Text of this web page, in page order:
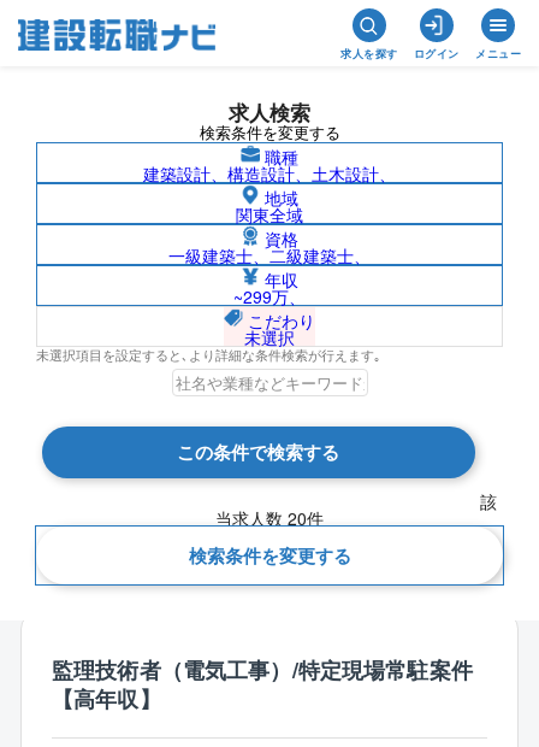
求人を探す ログイン メニュー
求人検索
検索条件を変更する
職種
建築設計、構造設計、土木設計、
地域
関東全域
資格
一級建築士、二級建築士、
年収
~299万、
こだわり
未選択
未選択項目を設定すると､より詳細な条件検索が行えます｡
この条件で検索する
該
当求人数 20件
検索条件を変更する
1級電気工事施工管理技士/三重県の求人検
索結果一覧
新着順
監理技術者（電気工事）/特定現場常駐案件
【高年収】